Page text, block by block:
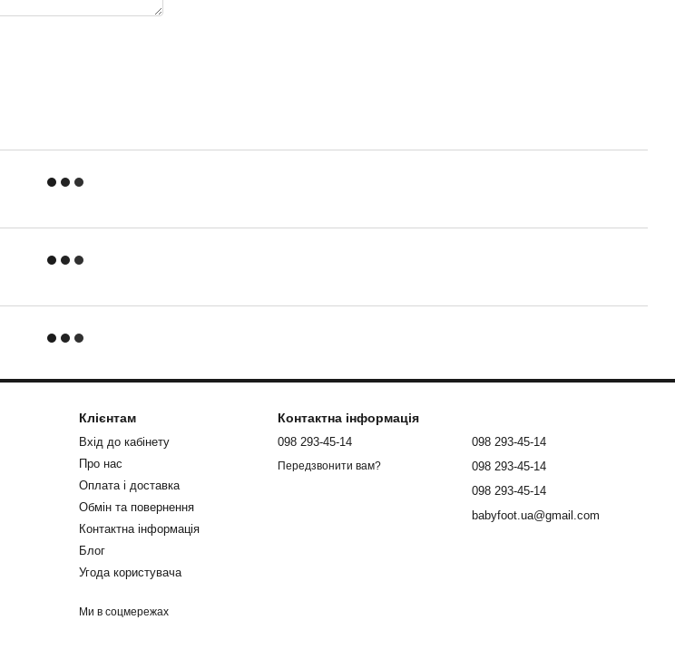
Клієнтам
Вхід до кабінету
Про нас
Оплата і доставка
Обмін та повернення
Контактна інформація
Блог
Угода користувача
Ми в соцмережах
Контактна інформація
098 293-45-14
Передзвонити вам?
098 293-45-14
098 293-45-14
098 293-45-14
babyfoot.ua@gmail.com